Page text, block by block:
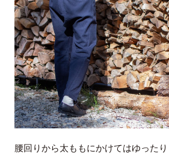
腰回りから太ももにかけてはゆった